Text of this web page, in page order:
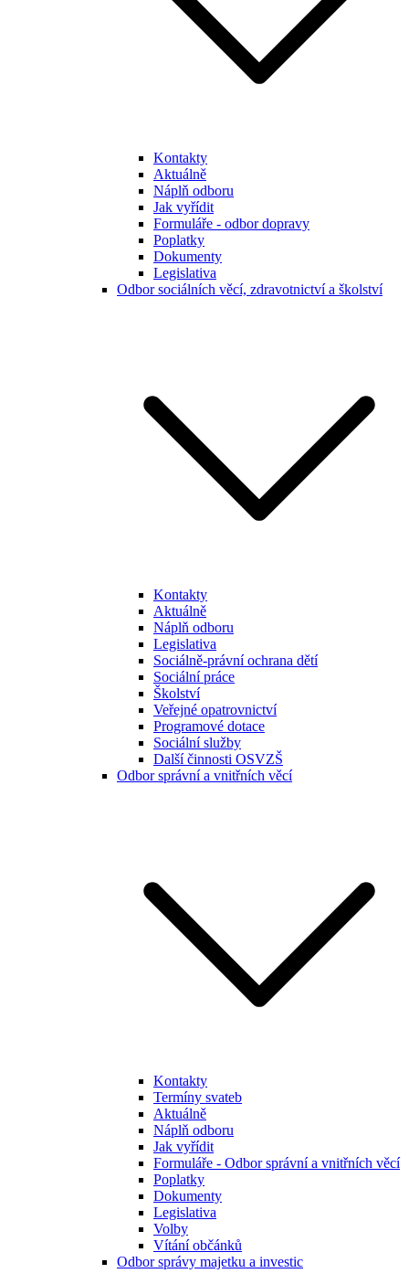
Kontakty
Aktuálně
Náplň odboru
Jak vyřídit
Formuláře - odbor dopravy
Poplatky
Dokumenty
Legislativa
Odbor sociálních věcí, zdravotnictví a školství
Kontakty
Aktuálně
Náplň odboru
Legislativa
Sociálně-právní ochrana dětí
Sociální práce
Školství
Veřejné opatrovnictví
Programové dotace
Sociální služby
Další činnosti OSVZŠ
Odbor správní a vnitřních věcí
Kontakty
Termíny svateb
Aktuálně
Náplň odboru
Jak vyřídit
Formuláře - Odbor správní a vnitřních věcí
Poplatky
Dokumenty
Legislativa
Volby
Vítání občánků
Odbor správy majetku a investic